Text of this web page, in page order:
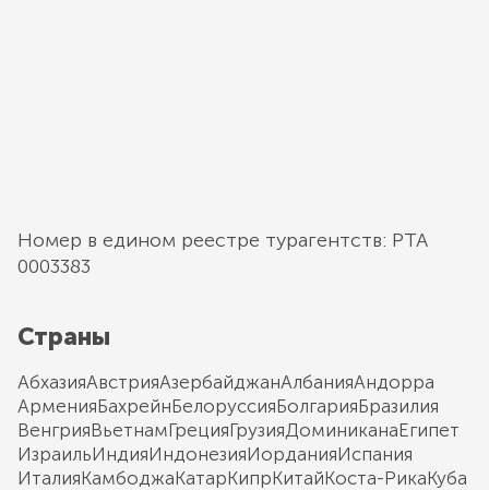
Номер в едином реестре турагентств: РТА
0003383
Страны
АбхазияАвстрияАзербайджанАлбанияАндорра
АрменияБахрейнБелоруссияБолгарияБразилия
ВенгрияВьетнамГрецияГрузияДоминиканаЕгипет
ИзраильИндияИндонезияИорданияИспания
ИталияКамбоджаКатарКипрКитайКоста-РикаКуба